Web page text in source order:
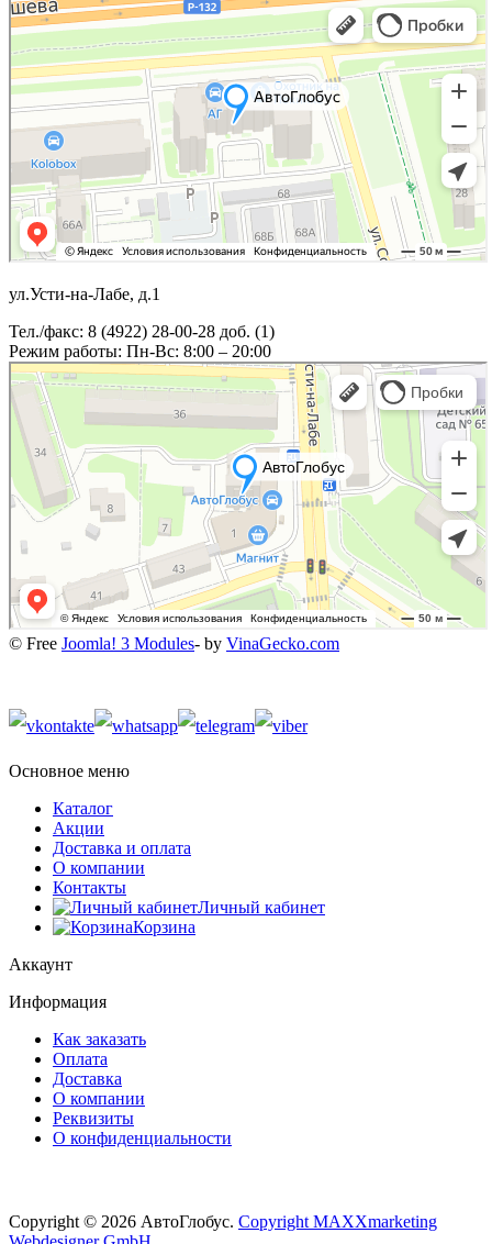
ул.Усти-на-Лабе, д.1
Тел./факс: 8 (4922) 28-00-28 доб. (1)
Режим работы: Пн-Вс: 8:00 – 20:00
© Free Joomla! 3 Modules- by VinaGecko.com
Основное меню
Каталог
Акции
Доставка и оплата
О компании
Контакты
Личный кабинет
Корзина
Аккаунт
Информация
Как заказать
Оплата
Доставка
О компании
Реквизиты
О конфиденциальности
Copyright © 2026 АвтоГлобус. Copyright MAXXmarketing